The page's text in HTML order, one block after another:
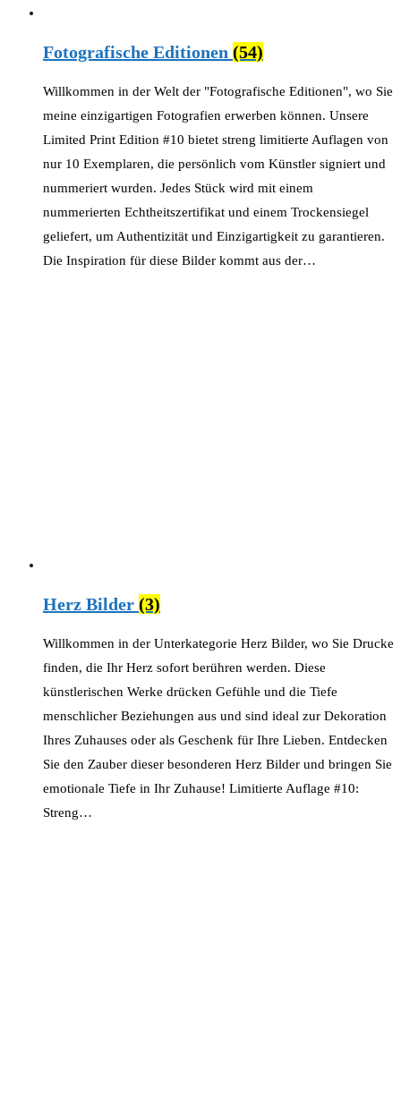
Fotografische Editionen (54)
Willkommen in der Welt der "Fotografische Editionen", wo Sie
meine einzigartigen Fotografien erwerben können. Unsere
Limited Print Edition #10 bietet streng limitierte Auflagen von
nur 10 Exemplaren, die persönlich vom Künstler signiert und
nummeriert wurden. Jedes Stück wird mit einem
nummerierten Echtheitszertifikat und einem Trockensiegel
geliefert, um Authentizität und Einzigartigkeit zu garantieren.
Die Inspiration für diese Bilder kommt aus der…
Herz Bilder (3)
Willkommen in der Unterkategorie Herz Bilder, wo Sie Drucke
finden, die Ihr Herz sofort berühren werden. Diese
künstlerischen Werke drücken Gefühle und die Tiefe
menschlicher Beziehungen aus und sind ideal zur Dekoration
Ihres Zuhauses oder als Geschenk für Ihre Lieben. Entdecken
Sie den Zauber dieser besonderen Herz Bilder und bringen Sie
emotionale Tiefe in Ihr Zuhause! Limitierte Auflage #10:
Streng…